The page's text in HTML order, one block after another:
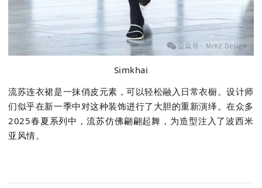
Simkhai
流苏连衣裙是一抹俏皮元素，可以轻松融入日常衣橱。设计师
们似乎在新一季中对这种装饰进行了大胆的重新演绎。在众多
2025春夏系列中，流苏仿佛翩翩起舞，为造型注入了波西米
亚风情。